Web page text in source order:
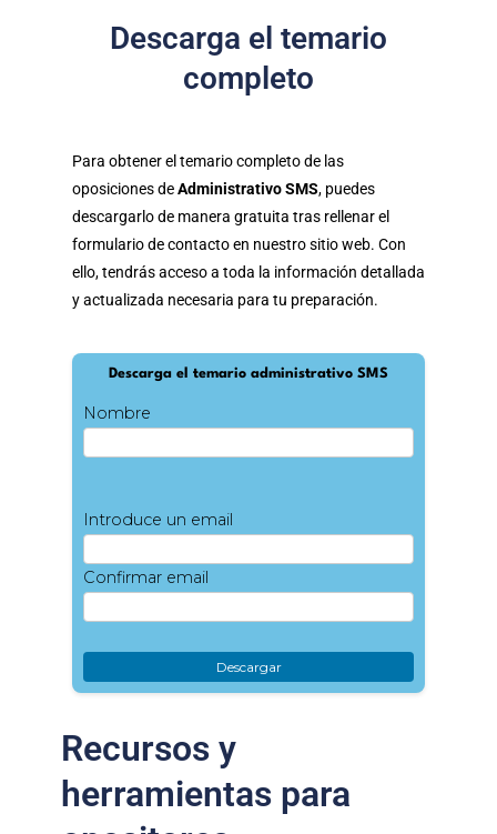
Descarga el temario
completo
Para obtener el temario completo de las
oposiciones deAdministrativo SMS, puedes
descargarlo de manera gratuita tras rellenar el
formulario de contacto en nuestro sitio web. Con
ello, tendrás acceso a toda la información detallada
y actualizada necesaria para tu preparación.
Descarga el temario administrativo SMS
Nombre
Introduce un email
Confirmar email
Recursos y
herramientas para